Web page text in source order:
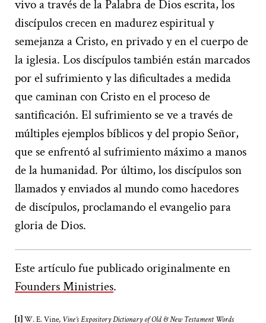
vivo a través de la Palabra de Dios escrita, los
discípulos crecen en madurez espiritual y
semejanza a Cristo, en privado y en el cuerpo de
la iglesia. Los discípulos también están marcados
por el sufrimiento y las dificultades a medida
que caminan con Cristo en el proceso de
santificación. El sufrimiento se ve a través de
múltiples ejemplos bíblicos y del propio Señor,
que se enfrentó al sufrimiento máximo a manos
de la humanidad. Por último, los discípulos son
llamados y enviados al mundo como hacedores
de discípulos, proclamando el evangelio para
gloria de Dios.
Este artículo fue publicado originalmente en
Founders Ministries.
[1] W. E. Vine, Vine’s Expository Dictionary of Old & New Testament Words